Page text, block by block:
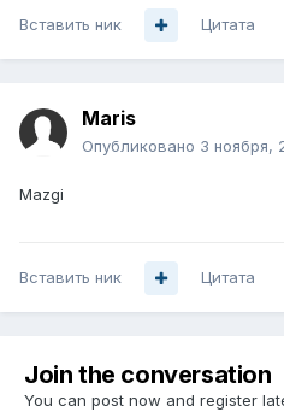
Вставить ник Цитата
Maris
Опубликовано 3 ноября,
Mazgi
Вставить ник Цитата
Join the conversation
You can post now and register